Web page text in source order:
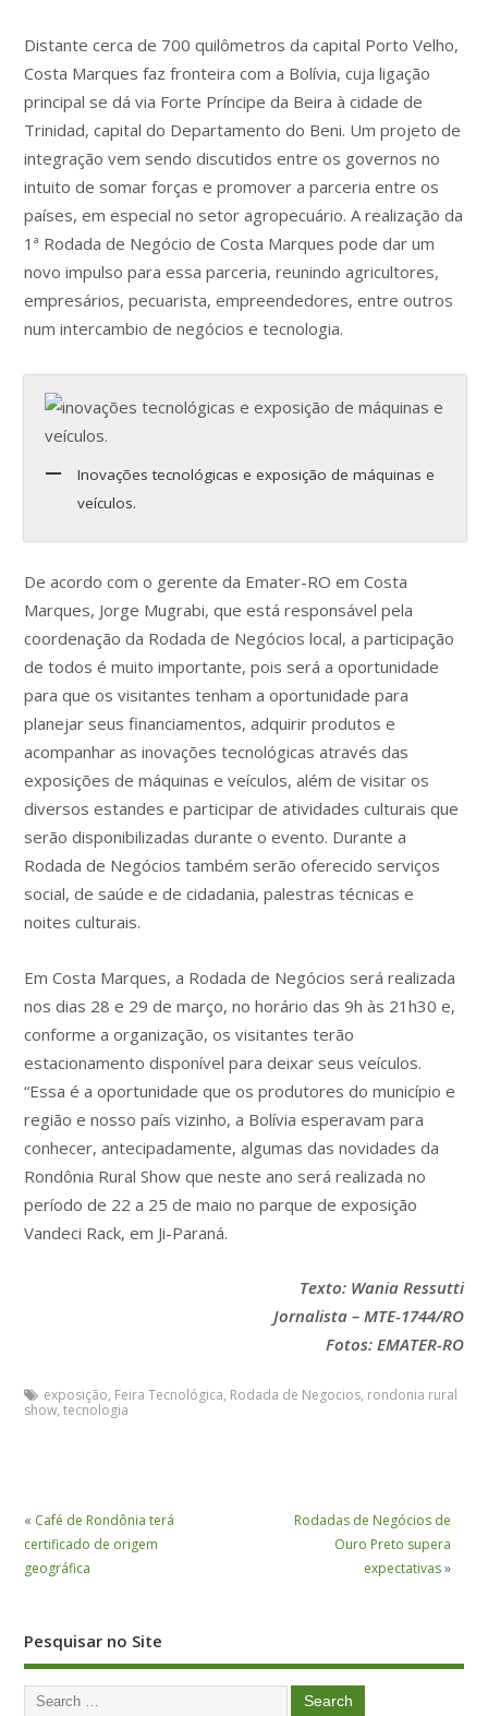
Distante cerca de 700 quilômetros da capital Porto Velho,
Costa Marques faz fronteira com a Bolívia, cuja ligação
principal se dá via Forte Príncipe da Beira à cidade de
Trinidad, capital do Departamento do Beni. Um projeto de
integração vem sendo discutidos entre os governos no
intuito de somar forças e promover a parceria entre os
países, em especial no setor agropecuário. A realização da
1ª Rodada de Negócio de Costa Marques pode dar um
novo impulso para essa parceria, reunindo agricultores,
empresários, pecuarista, empreendedores, entre outros
num intercambio de negócios e tecnologia.
Inovações tecnológicas e exposição de máquinas e
veículos.
De acordo com o gerente da Emater-RO em Costa
Marques, Jorge Mugrabi, que está responsável pela
coordenação da Rodada de Negócios local, a participação
de todos é muito importante, pois será a oportunidade
para que os visitantes tenham a oportunidade para
planejar seus financiamentos, adquirir produtos e
acompanhar as inovações tecnológicas através das
exposições de máquinas e veículos, além de visitar os
diversos estandes e participar de atividades culturais que
serão disponibilizadas durante o evento. Durante a
Rodada de Negócios também serão oferecido serviços
social, de saúde e de cidadania, palestras técnicas e
noites culturais.
Em Costa Marques, a Rodada de Negócios será realizada
nos dias 28 e 29 de março, no horário das 9h às 21h30 e,
conforme a organização, os visitantes terão
estacionamento disponível para deixar seus veículos.
“Essa é a oportunidade que os produtores do município e
região e nosso país vizinho, a Bolívia esperavam para
conhecer, antecipadamente, algumas das novidades da
Rondônia Rural Show que neste ano será realizada no
período de 22 a 25 de maio no parque de exposição
Vandeci Rack, em Ji-Paraná.
Texto: Wania Ressutti
Jornalista – MTE-1744/RO
Fotos: EMATER-RO
exposição, Feira Tecnológica, Rodada de Negocios, rondonia rural
show, tecnologia
« Café de Rondônia terá
certificado de origem
geográfica
Rodadas de Negócios de
Ouro Preto supera
expectativas»
Pesquisar no Site